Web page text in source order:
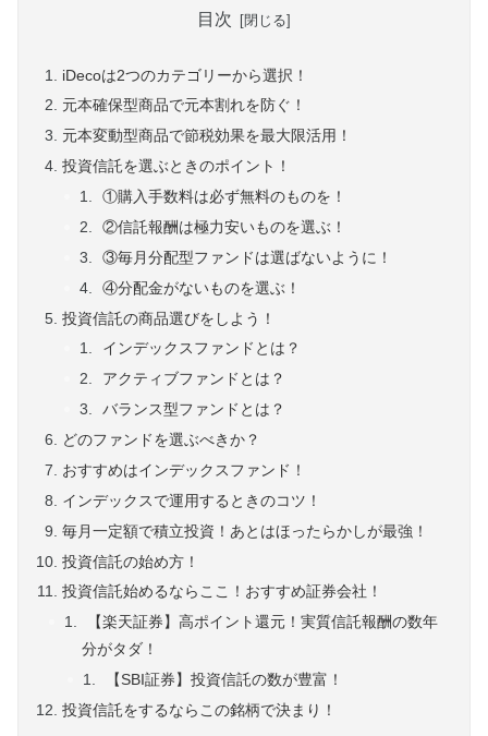
目次
iDecoは2つのカテゴリーから選択！
元本確保型商品で元本割れを防ぐ！
元本変動型商品で節税効果を最大限活用！
投資信託を選ぶときのポイント！
①購入手数料は必ず無料のものを！
②信託報酬は極力安いものを選ぶ！
③毎月分配型ファンドは選ばないように！
④分配金がないものを選ぶ！
投資信託の商品選びをしよう！
インデックスファンドとは？
アクティブファンドとは？
バランス型ファンドとは？
どのファンドを選ぶべきか？
おすすめはインデックスファンド！
インデックスで運用するときのコツ！
毎月一定額で積立投資！あとはほったらかしが最強！
投資信託の始め方！
投資信託始めるならここ！おすすめ証券会社！
【楽天証券】高ポイント還元！実質信託報酬の数年
分がタダ！
【SBI証券】投資信託の数が豊富！
投資信託をするならこの銘柄で決まり！